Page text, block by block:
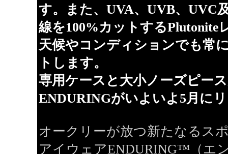
す。また、UVA、UVB、UVC
線を100%カットするPlutonite
天候やコンディションでも常
トします。
専用ケースと大小ノーズピー
ENDURINGがいよいよ5月に
オークリーが放つ新たなるス
アイウェアENDURING™（エ